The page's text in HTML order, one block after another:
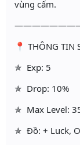
vùng cấm.
📍 THÔNG TIN
✯ Exp: 5
✯ Drop: 10%
✯ Max Level:
✯ Đồ: + Luck,